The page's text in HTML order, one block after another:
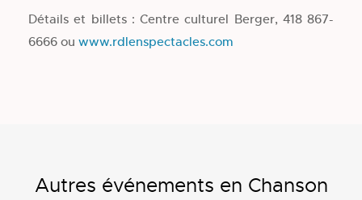
Détails et billets : Centre culturel Berger, 418 867-
6666 ou www.rdlenspectacles.com
Autres événements en Chanson